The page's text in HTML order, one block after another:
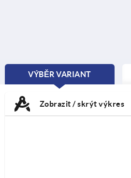
VÝBĚR VARIANT
CURRENT
Zobrazit / skrýt výkres